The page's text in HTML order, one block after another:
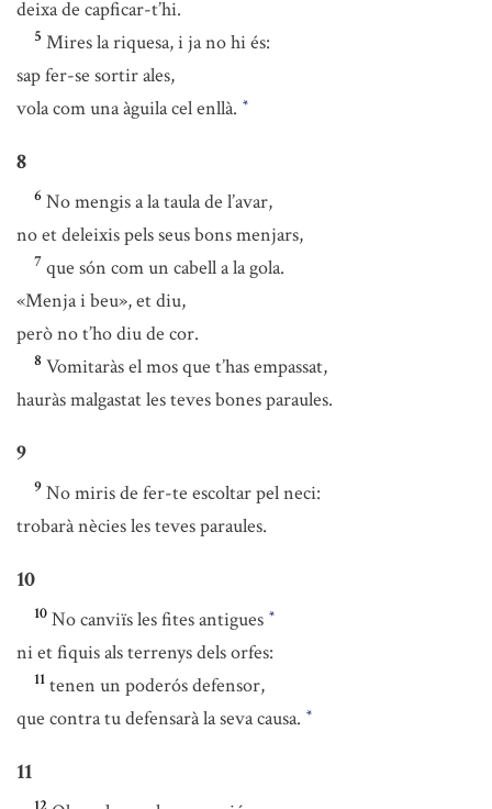
deixa de capficar-t’hi.
5 Mires la riquesa, i ja no hi és:
sap fer-se sortir ales,
vola com una àguila cel enllà. *
8
6 No mengis a la taula de l’avar,
no et deleixis pels seus bons menjars,
7 que són com un cabell a la gola.
«Menja i beu», et diu,
però no t’ho diu de cor.
8 Vomitaràs el mos que t’has empassat,
hauràs malgastat les teves bones paraules.
9
9 No miris de fer-te escoltar pel neci:
trobarà nècies les teves paraules.
10
10 No canviïs les fites antigues *
ni et fiquis als terrenys dels orfes:
11 tenen un poderós defensor,
que contra tu defensarà la seva causa. *
11